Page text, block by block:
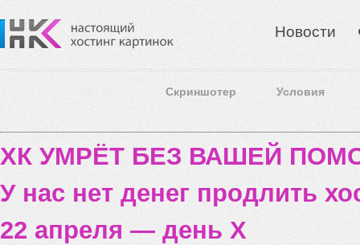
Новости
Скриншотер Условия
ХК УМРЁТ БЕЗ ВАШЕЙ
У нас нет денег продлить
22 апреля — день X